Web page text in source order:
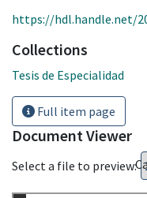
https://hdl.handle.net/
Collections
Tesis de Especialidad
Full item page
Document Viewer
Select a file to preview: